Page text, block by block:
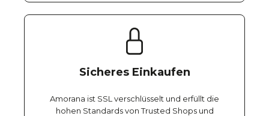
Sicheres Einkaufen
Amorana ist SSL verschlüsselt und erfüllt die
hohen Standards von Trusted Shops und